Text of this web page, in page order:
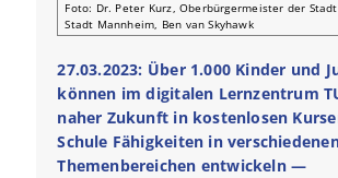
Foto: Dr. Peter Kurz, Oberbürgermeister der
Stadt Mannheim, Ben van Skyhawk
27.03.2023: Über 1.000 Kinder und
können im digitalen Lernzentrum
naher Zukunft in kostenlosen
Schule Fähigkeiten in
Themenbereichen entwickeln —